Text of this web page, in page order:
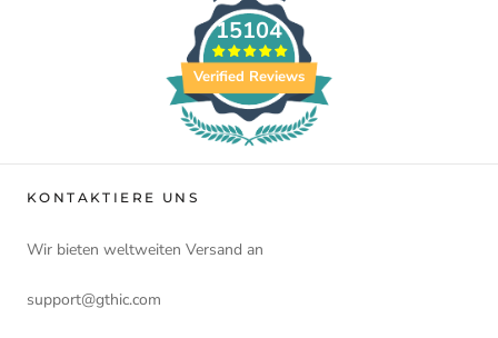
15104
Verified Reviews
KONTAKTIERE UNS
Wir bieten weltweiten Versand an
support@gthic.com